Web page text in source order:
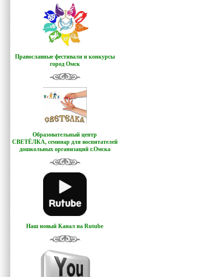
Православные фестивали и конкурсы
город Омск
Образовательный центр
СВЕТЁЛКА, семинар для воспитателей
дошкольных организаций г.Омска
Наш новый Канал на Rutube